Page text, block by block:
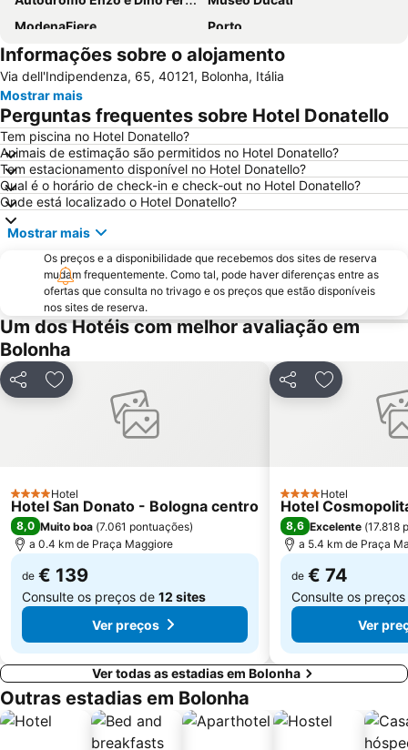
ModenaFiere
Porto
Autostazione
MAMbo Museo d'Arte Moderna di Bologna
Fontana del Nettuno
Saragozza
Santuario della Madonna di San Luca
Basílica de São Petrônio
Fiera di Santa Lucia
Book in Modena
Castello Estense
San Donato
Pilastro
San Giminiano's festival
Informações sobre o alojamento
Via dell'Indipendenza, 65, 40121, Bolonha, Itália
Mostrar mais
Perguntas frequentes sobre Hotel Donatello
Tem piscina no Hotel Donatello?
Animais de estimação são permitidos no Hotel Donatello?
Tem estacionamento disponível no Hotel Donatello?
Qual é o horário de check-in e check-out no Hotel Donatello?
Onde está localizado o Hotel Donatello?
Mostrar mais
Os preços e a disponibilidade que recebemos dos sites de reserva
mudam frequentemente. Como tal, pode haver diferenças entre as
ofertas que consulta no trivago e os preços que estão disponíveis
nos sites de reserva.
Um dos Hotéis com melhor avaliação em
Bolonha
PartilharAdicionar aos favoritos
4 Estrelas
Hotel
Hotel San Donato - Bologna centro
8,0 Muito boa (7.061 pontuações)
a 0.4 km de Praça Maggiore
de € 139
Consulte os preços de 12 sites
Ver preços
PartilharAdicionar
4 Estrelas
Hotel
Hotel
8,6 Excelente (17.818
a 5.4 km de Praça
de € 74
Consulte os
Ver
Ver todas as estadias em Bolonha
Outras estadias em Bolonha